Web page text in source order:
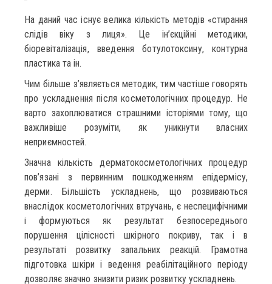
На даний час існує велика кількість методів «стирання
слідів віку з лиця». Це ін’єкційні методики,
біоревіталізація, введення ботулотоксину, контурна
пластика та ін.
Чим більше з’являється методик, тим частіше говорять
про ускладнення після косметологічних процедур. Не
варто захоплюватися страшними історіями тому, що
важливіше розуміти, як уникнути власних
неприємностей.
Значна кількість дерматокосметологічних процедур
пов’язані з первинним пошкодженням епідермісу,
дерми. Більшість ускладнень, що розвиваються
внаслідок косметологічних втручань, є неспецифічними
і формуються як результат безпосереднього
порушення цілісності шкірного покриву, так і в
результаті розвитку запальних реакцій. Грамотна
підготовка шкіри і ведення реабілітаційного періоду
дозволяє значно знизити ризик розвитку ускладнень.